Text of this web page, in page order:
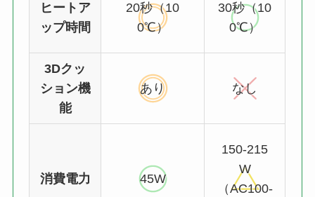
ヒートア
ップ時間
20秒（10
0℃）
30秒（10
0℃）
3Dクッ
ション機
能
あり なし
消費電力 45W
150-215
W
（AC100-